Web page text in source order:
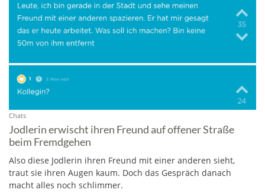
Chats
Jodlerin erwischt ihren Freund auf offener Straße
beim Fremdgehen
Also diese Jodlerin ihren Freund mit einer anderen sieht,
traut sie ihren Augen kaum. Doch das Gespräch danach
macht alles noch schlimmer.